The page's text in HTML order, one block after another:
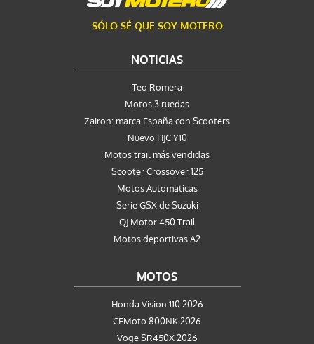
SÓLO SÉ QUE SOY MOTERO
NOTICIAS
Teo Romera
Motos 3 ruedas
Zairon: marca España con Scooters
Nuevo HJC Y10
Motos trail más vendidas
Scooter Crossover 125
Motos Automaticas
Serie GSX de Suzuki
QJ Motor 450 Trail
Motos deportivas A2
MOTOS
Honda Vision 110 2026
CFMoto 800NK 2026
Voge SR450X 2026